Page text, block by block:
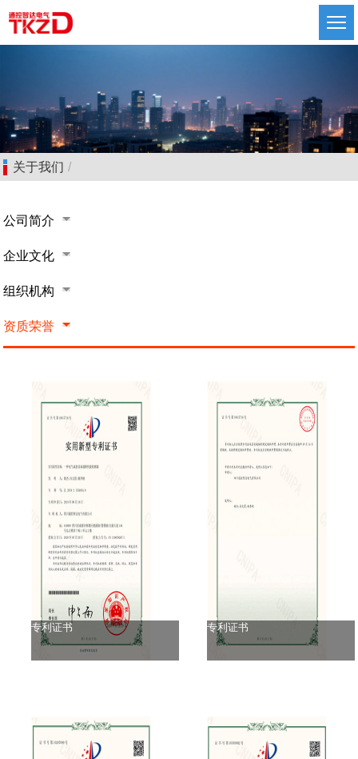
关于我们 /
公司简介
企业文化
组织机构
资质荣誉
专利证书 专利证书